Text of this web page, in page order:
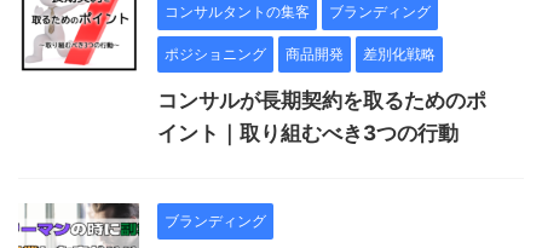
コンサルタントの集客 ブランディング
ポジショニング 商品開発 差別化戦略
コンサルが長期契約を取るためのポ
イント｜取り組むべき3つの行動
ブランディング